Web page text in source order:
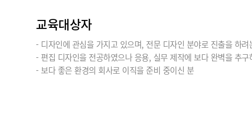
교육대상자
- 디자인에 관심을 가지고 있으며, 전문 디자인 분야로 진출을 하려
- 편집 디자인을 전공하였으나 응용, 실무 제작에 보다 완벽을 추구
- 보다 좋은 환경의 회사로 이직을 준비 중이신 분